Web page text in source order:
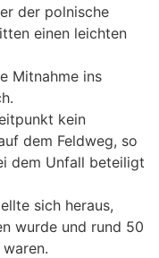
der polnische
einen leichten
Mitnahme ins
kein
dem Feldweg, so
dem Unfall beteiligt
sich heraus,
wurde und rund 50